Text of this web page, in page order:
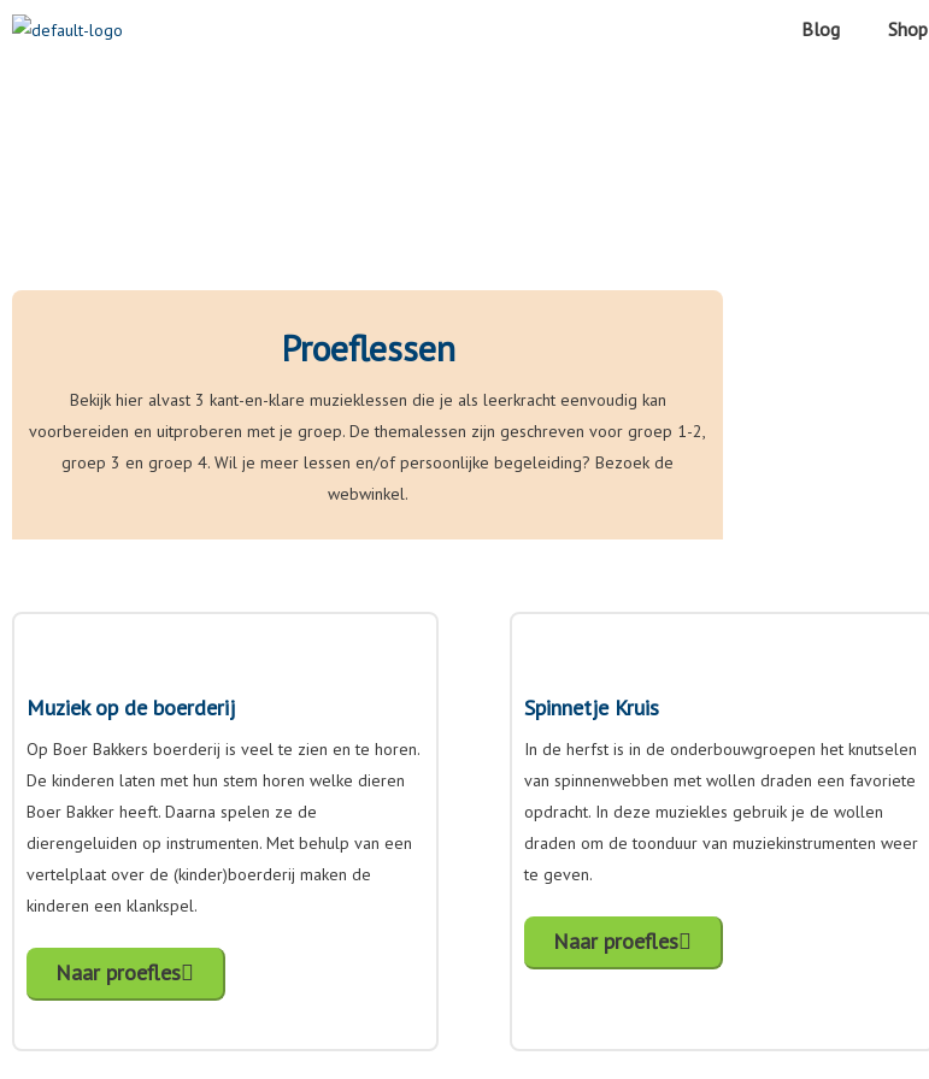
Ga
Blog Shop
Proeflessen
Bekijk hier alvast 3 kant-en-klare muzieklessen die je als leerkracht eenvoudig kan
voorbereiden en uitproberen met je groep. De themalessen zijn geschreven voor groep 1-2,
groep 3 en groep 4. Wil je meer lessen en/of persoonlijke begeleiding? Bezoek de
webwinkel.
Muziek op de boerderij
Op Boer Bakkers boerderij is veel te zien en te horen.
De kinderen laten met hun stem horen welke dieren
Boer Bakker heeft. Daarna spelen ze de
dierengeluiden op instrumenten. Met behulp van een
vertelplaat over de (kinder)boerderij maken de
kinderen een klankspel.
Naar proefles
Spinnetje Kruis
In de herfst is in de onderbouwgroepen het knutselen
van spinnenwebben met wollen draden een favoriete
opdracht. In deze muziekles gebruik je de wollen
draden om de toonduur van muziekinstrumenten weer
te geven.
Naar proefles